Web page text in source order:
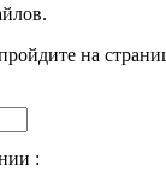
на
: